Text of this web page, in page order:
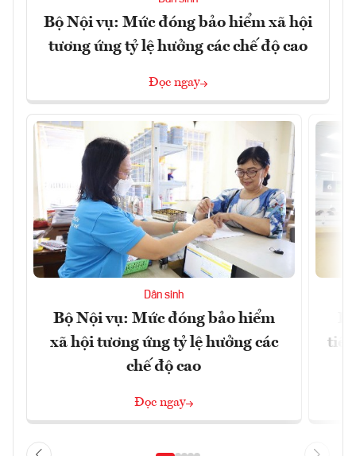
Bộ Nội vụ: Mức đóng bảo hiểm xã hội
tương ứng tỷ lệ hưởng các chế độ cao
Đọc ngay
Dân sinh
Bộ Nội vụ: Mức đóng bảo hiểm
xã hội tương ứng tỷ lệ hưởng các
chế độ cao
Đọc ngay